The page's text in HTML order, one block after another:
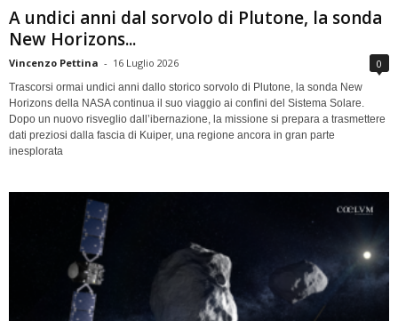
A undici anni dal sorvolo di Plutone, la sonda
New Horizons...
Vincenzo Pettina - 16 Luglio 2026 0
Trascorsi ormai undici anni dallo storico sorvolo di Plutone, la sonda New
Horizons della NASA continua il suo viaggio ai confini del Sistema Solare.
Dopo un nuovo risveglio dall’ibernazione, la missione si prepara a trasmettere
dati preziosi dalla fascia di Kuiper, una regione ancora in gran parte
inesplorata